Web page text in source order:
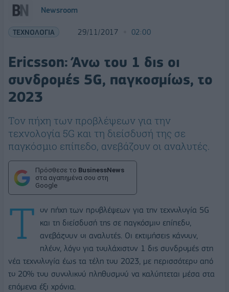
Newsroom
ΤΕΧΝΟΛΟΓΙΑ 29/11/2017 02:00
Ericsson: Άνω του 1 δις οι
συνδρομές 5G, παγκοσμίως, το
2023
Τον πήχη των προβλέψεων για την
τεχνολογία 5G και τη διείσδυσή της σε
παγκόσμιο επίπεδο, ανεβάζουν οι αναλυτές.
Πρόσθεσε το BusinessNews
στα αγαπημένα σου στη
Google
Τ
ον πήχη των προβλέψεων για την τεχνολογία 5G
και τη διείσδυσή της σε παγκόσμιο επίπεδο,
ανεβάζουν οι αναλυτές. Οι εκτιμήσεις κάνουν,
πλέον, λόγο για τουλάχιστον 1 δις συνδρομές στη
νέα τεχνολογία έως τα τέλη του 2023, με περισσότερο από
το 20% του συνολικού πληθυσμού να καλύπτεται μέσα στα
επόμενα έξι χρόνια.